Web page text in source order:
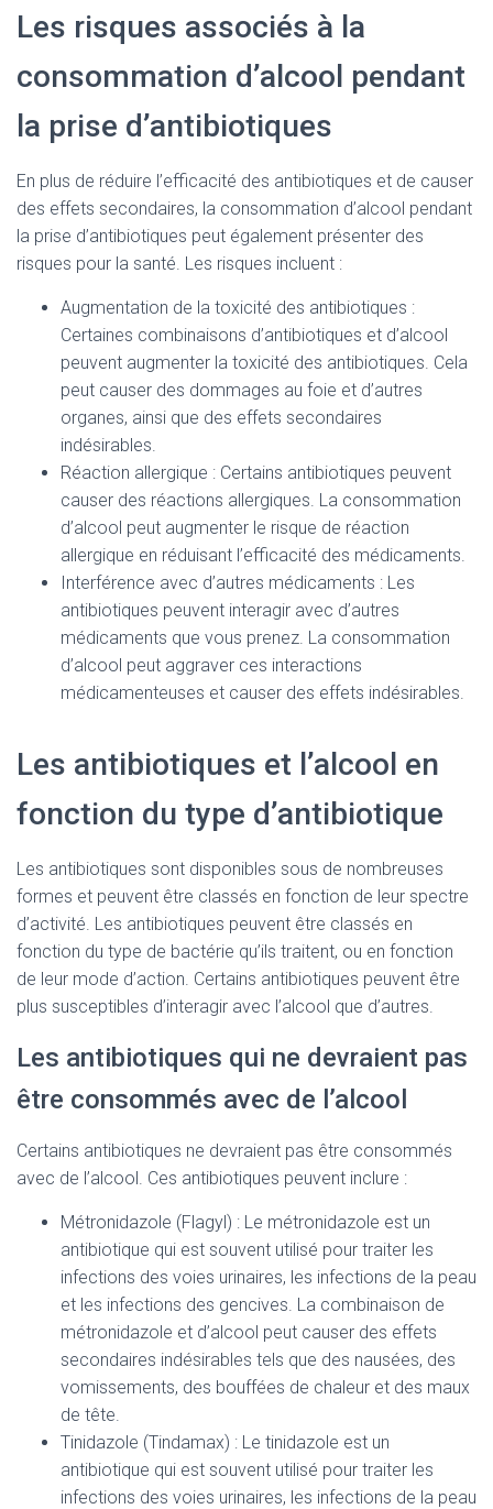
Les risques associés à la
consommation d’alcool pendant
la prise d’antibiotiques
En plus de réduire l’efficacité des antibiotiques et de causer
des effets secondaires, la consommation d’alcool pendant
la prise d’antibiotiques peut également présenter des
risques pour la santé. Les risques incluent :
Augmentation de la toxicité des antibiotiques :
Certaines combinaisons d’antibiotiques et d’alcool
peuvent augmenter la toxicité des antibiotiques. Cela
peut causer des dommages au foie et d’autres
organes, ainsi que des effets secondaires
indésirables.
Réaction allergique : Certains antibiotiques peuvent
causer des réactions allergiques. La consommation
d’alcool peut augmenter le risque de réaction
allergique en réduisant l’efficacité des médicaments.
Interférence avec d’autres médicaments : Les
antibiotiques peuvent interagir avec d’autres
médicaments que vous prenez. La consommation
d’alcool peut aggraver ces interactions
médicamenteuses et causer des effets indésirables.
Les antibiotiques et l’alcool en
fonction du type d’antibiotique
Les antibiotiques sont disponibles sous de nombreuses
formes et peuvent être classés en fonction de leur spectre
d’activité. Les antibiotiques peuvent être classés en
fonction du type de bactérie qu’ils traitent, ou en fonction
de leur mode d’action. Certains antibiotiques peuvent être
plus susceptibles d’interagir avec l’alcool que d’autres.
Les antibiotiques qui ne devraient pas
être consommés avec de l’alcool
Certains antibiotiques ne devraient pas être consommés
avec de l’alcool. Ces antibiotiques peuvent inclure :
Métronidazole (Flagyl) : Le métronidazole est un
antibiotique qui est souvent utilisé pour traiter les
infections des voies urinaires, les infections de la peau
et les infections des gencives. La combinaison de
métronidazole et d’alcool peut causer des effets
secondaires indésirables tels que des nausées, des
vomissements, des bouffées de chaleur et des maux
de tête.
Tinidazole (Tindamax) : Le tinidazole est un
antibiotique qui est souvent utilisé pour traiter les
infections des voies urinaires, les infections de la peau